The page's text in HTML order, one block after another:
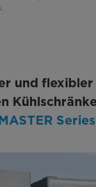
und flexibler
MASTER Series